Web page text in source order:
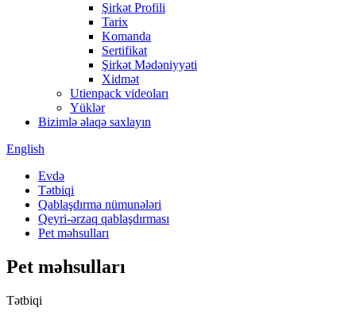
Şirkət Profili
Tarix
Komanda
Sertifikat
Şirkət Mədəniyyəti
Xidmət
Utienpack videoları
Yüklər
Bizimlə əlaqə saxlayın
English
Evdə
Tətbiqi
Qablaşdırma nümunələri
Qeyri-ərzaq qablaşdırması
Pet məhsulları
Pet məhsulları
Tətbiqi